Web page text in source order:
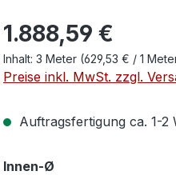
1.888,59 €
Inhalt: 3 Meter (629,53 € / 1
Preise inkl. MwSt. zzgl.
Auftragsfertigung ca. 1-2
Innen-Ø